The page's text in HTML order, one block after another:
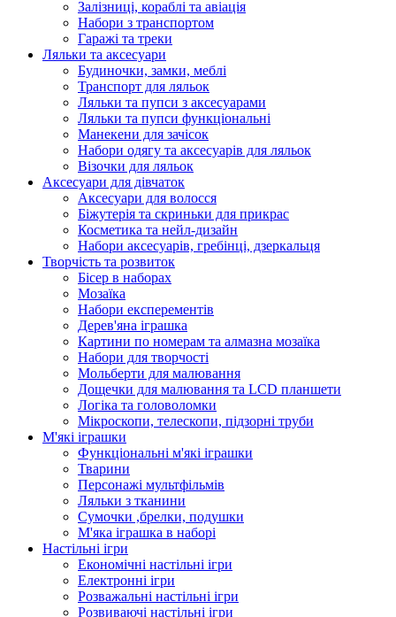
Залізниці, кораблі та авіація
Набори з транспортом
Гаражі та треки
Ляльки та аксесуари
Будиночки, замки, меблі
Транспорт для ляльок
Ляльки та пупси з аксесуарами
Ляльки та пупси функціональні
Манекени для зачісок
Набори одягу та аксесуарів для ляльок
Візочки для ляльок
Аксесуари для дівчаток
Аксесуари для волосся
Біжутерія та скриньки для прикрас
Косметика та нейл-дизайн
Набори аксесуарів, гребінці, дзеркальця
Творчість та розвиток
Бісер в наборах
Мозаїка
Набори експерементів
Дерев'яна іграшка
Картини по номерам та алмазна мозаїка
Набори для творчості
Мольберти для малювання
Дощечки для малювання та LCD планшети
Логіка та головоломки
Мікроскопи, телескопи, підзорні труби
М'які іграшки
Функціональні м'які іграшки
Тварини
Персонажі мультфільмів
Ляльки з тканини
Сумочки ,брелки, подушки
М'яка іграшка в наборі
Настільні ігри
Економічні настільні ігри
Електронні ігри
Розважальні настільні ігри
Розвиваючі настільні ігри